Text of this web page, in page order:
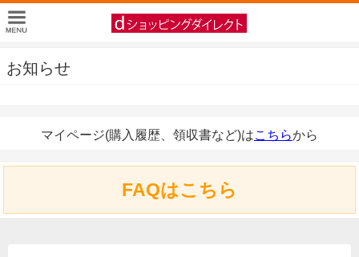
お知らせ
マイページ(購入履歴、領収書など)はこちらから
FAQはこちら